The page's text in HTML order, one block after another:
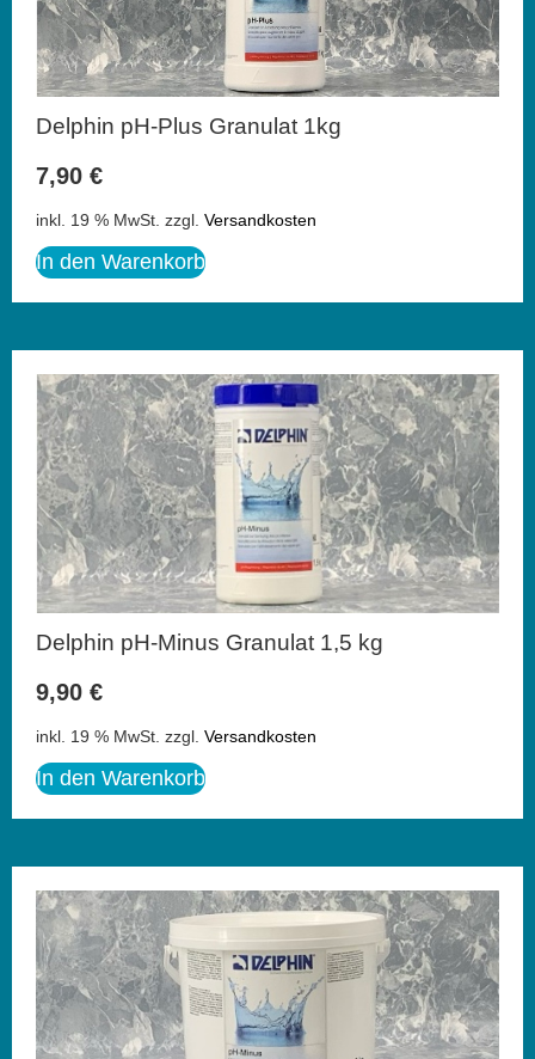
Delphin pH-Plus Granulat 1kg
7,90 €
inkl. 19 % MwSt. zzgl. Versandkosten
In den Warenkorb
Delphin pH-Minus Granulat 1,5 kg
9,90 €
inkl. 19 % MwSt. zzgl. Versandkosten
In den Warenkorb